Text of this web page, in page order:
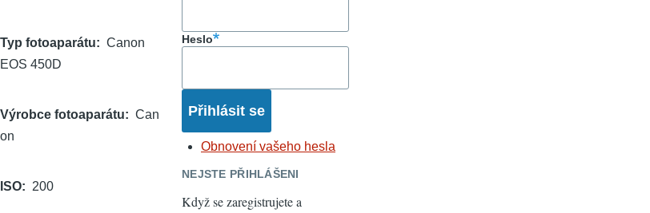
Typ fotoaparátu
Canon
EOS 450D
Výrobce fotoaparátu
Can
on
ISO 200
Heslo
Obnovení vašeho hesla
NEJSTE PŘIHLÁŠENI
Když se zaregistrujete a